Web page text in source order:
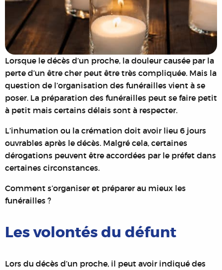
Lorsque le décès d’un proche, la douleur causée par la
perte d’un être cher peut être très compliquée. Mais la
question de l’organisation des funérailles vient à se
poser. La préparation des funérailles peut se faire petit
à petit mais certains délais sont à respecter.
L’inhumation ou la crémation doit avoir lieu 6 jours
ouvrables après le décès. Malgré cela, certaines
dérogations peuvent être accordées par le préfet dans
certaines circonstances.
Comment s’organiser et préparer au mieux les
funérailles ?
Les volontés du défunt
Lors du décès d’un proche, il peut avoir indiqué des